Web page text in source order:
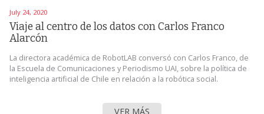
July 24, 2020
Viaje al centro de los datos con Carlos Franco
Alarcón
La directora académica de RobotLAB conversó con Carlos Franco, de
la Escuela de Comunicaciones y Periodismo UAI, sobre la política de
inteligencia artificial de Chile en relación a la robótica social.
VER MÁS